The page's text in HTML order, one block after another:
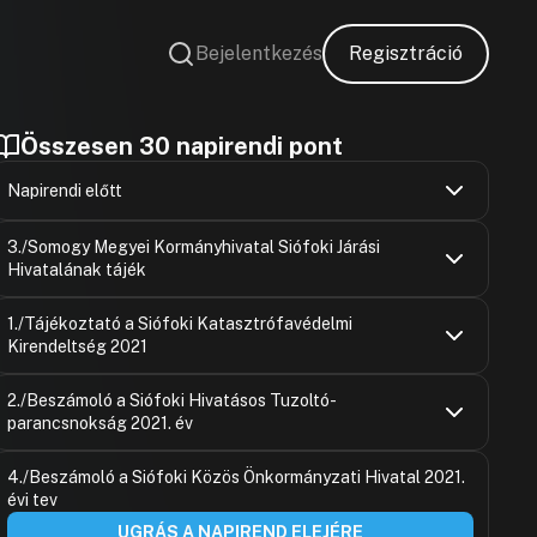
Bejelentkezés Regisztráció
Összesen 30 napirendi pont
Napirendi előtt
Dr. Boda
3./Somogy Megyei Kormányhivatal Siófoki Járási
Hivatalának tájék
1./Tájékoztató a Siófoki Katasztrófavédelmi
Kirendeltség 2021
Virág
2./Beszámoló a Siófoki Hivatásos Tuzoltó-
parancsnokság 2021. év
Ugrás a napirendi pontra Virág
4./Beszámoló a Siófoki Közös Önkormányzati Hivatal 2021.
évi tev
UGRÁS A NAPIREND ELEJÉRE